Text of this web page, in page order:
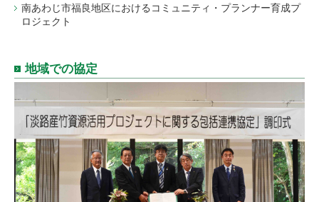
南あわじ市福良地区におけるコミュニティ・プランナー育成プ
ロジェクト
地域での協定